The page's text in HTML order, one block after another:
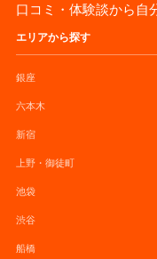
口コミ・体験談から自
エリアから探す
銀座
六本木
新宿
上野・御徒町
池袋
渋谷
船橋